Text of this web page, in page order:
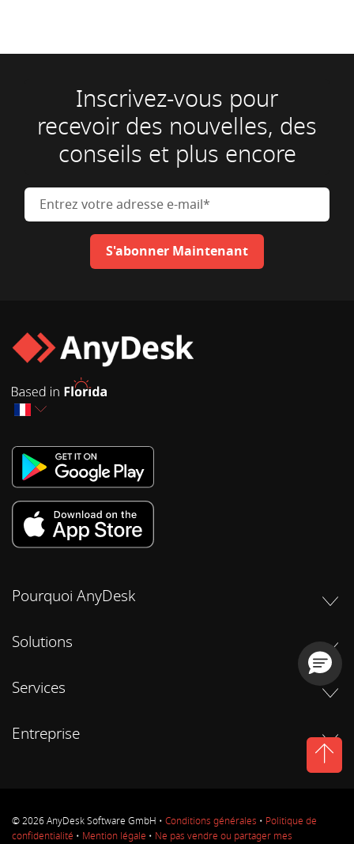
Inscrivez-vous pour
recevoir des nouvelles, des
conseils et plus encore
Entrez votre adresse e-mail
S'abonner Maintenant
Pourquoi AnyDesk
Solutions
Services
Entreprise
© 2026 AnyDesk Software GmbH • Conditions générales • Politique de
confidentialité • Mention légale • Ne pas vendre ou partager mes